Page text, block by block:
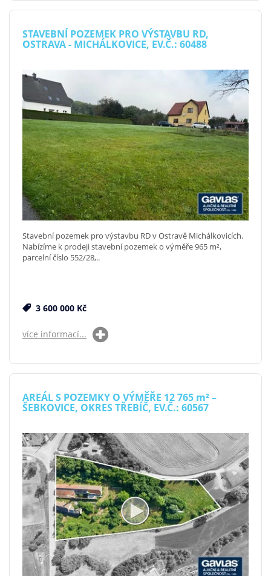
STAVEBNÍ POZEMEK PRO VÝSTAVBU RD,
OSTRAVA - MICHÁLKOVICE, EV.Č.: 60488
Stavební pozemek pro výstavbu RD v Ostravě Michálkovicích.
Nabízíme k prodeji stavební pozemek o výměře 965 m²,
parcelní číslo 552/28,..
3 600 000 Kč
více informací...
AREÁL S POZEMKY O VÝMĚŘE 12 765 m²–
ŠEBKOVICE, OKRES TŘEBÍČ, EV.Č.: 60567